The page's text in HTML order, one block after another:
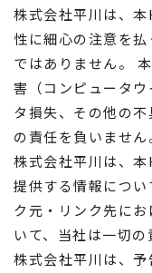
株式会社平川は、
性に細心の注意を
ではありません。
害（コンピュータ
タ損失、その他の
の責任を負いません
株式会社平川は、
提供する情報につ
ク元・リンク先に
いて、当社は一切の
株式会社平川は、